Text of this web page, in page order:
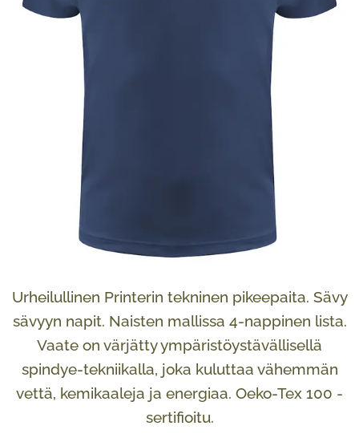
Urheilullinen Printerin tekninen pikeepaita. Sävy
sävyyn napit. Naisten mallissa 4-nappinen lista.
Vaate on värjätty ympäristöystävällisellä
spindye-tekniikalla, joka kuluttaa vähemmän
vettä, kemikaaleja ja energiaa. Oeko-Tex 100 -
sertifioitu.